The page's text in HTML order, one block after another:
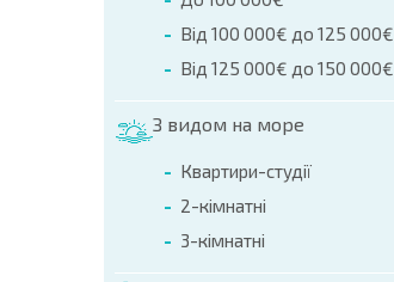
Від 100 000€ до 125 000€
Від 125 000€ до 150 000€
З видом на море
Квартири-студії
2-кімнатні
3-кімнатні